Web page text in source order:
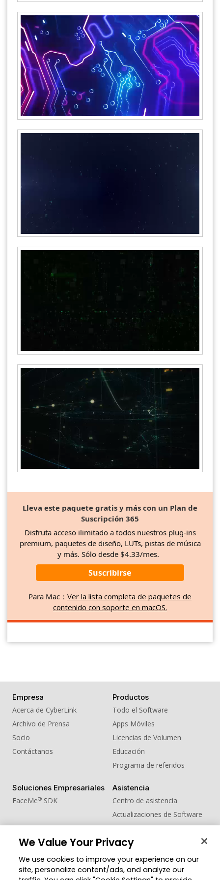
Lleva este paquete gratis y más con un Plan de
Suscripción 365
Disfruta acceso ilimitado a todos nuestros plug-ins
premium, paquetes de diseño, LUTs, pistas de música
y más. Sólo desde $4.33/mes.
Suscribirse
Para Mac： Ver la lista completa de paquetes de
contenido con soporte en macOS.
Empresa
Acerca de CyberLink
Archivo de Prensa
Socio
Contáctanos
Productos
Todo el Software
Apps Móviles
Licencias de Volumen
Educación
Programa de referidos
Soluciones Empresariales
FaceMe® SDK
Asistencia
Centro de asistencia
Actualizaciones de Software
Centro de Aprendizaje
Zona de Miembros
Blog
Cambiar región
We Value Your Privacy
We use cookies to improve your experience on our
site, personalize content/ads, and analyze our